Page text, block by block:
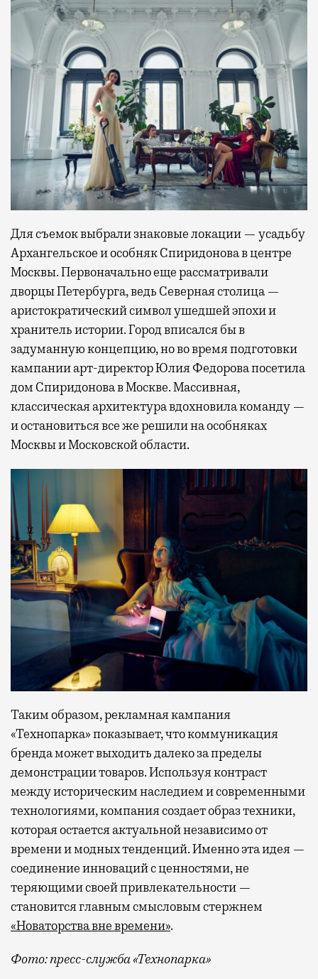
Для съемок выбрали знаковые локации — усадьбу
Архангельское и особняк Спиридонова в центре
Москвы. Первоначально еще рассматривали
дворцы Петербурга, ведь Северная столица —
аристократический символ ушедшей эпохи и
хранитель истории. Город вписался бы в
задуманную концепцию, но во время подготовки
кампании арт-директор Юлия Федорова посетила
дом Спиридонова в Москве. Массивная,
классическая архитектура вдохновила команду —
и остановиться все же решили на особняках
Москвы и Московской области.
Таким образом, рекламная кампания
«Технопарка» показывает, что коммуникация
бренда может выходить далеко за пределы
демонстрации товаров. Используя контраст
между историческим наследием и современными
технологиями, компания создает образ техники,
которая остается актуальной независимо от
времени и модных тенденций. Именно эта идея —
соединение инноваций с ценностями, не
теряющими своей привлекательности —
становится главным смысловым стержнем
«Новаторства вне времени».
Фото: пресс-служба «Технопарка»